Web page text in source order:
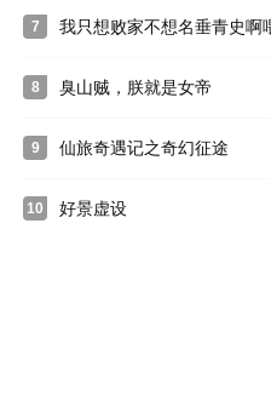
7 我只想败家不想名垂青史啊
8 臭山贼，朕就是女帝
9 仙旅奇遇记之奇幻征途
10 好景虚设